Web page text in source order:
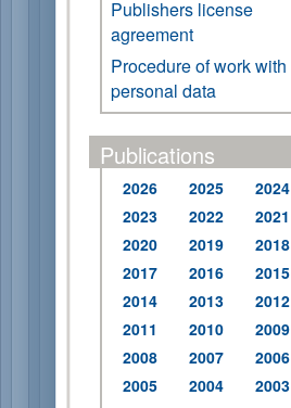
Publishers license
agreement
Procedure of work with
personal data
Publications
2026 2025
2024
2023
2022
2021
2020
2019
2018
2017
2016
2015
2014
2013
2012
2011
2010
2009
2008
2007
2006
2005
2004
2003